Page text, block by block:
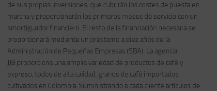
de sus propias inversiones, que cubrirán los costes de puesta en
marcha y proporcionarán los primeros meses de servicio con un
amortiguador financiero. El resto de la financiación necesaria se
proporcionará mediante un préstamo a diez años de la
Administración de Pequeñas Empresas (SBA). La agencia
JJB proporciona una amplia variedad de productos de café y
expreso, todos de alta calidad, granos de café importados
cultivados en Colombia. Suministrando a cada cliente artículos de